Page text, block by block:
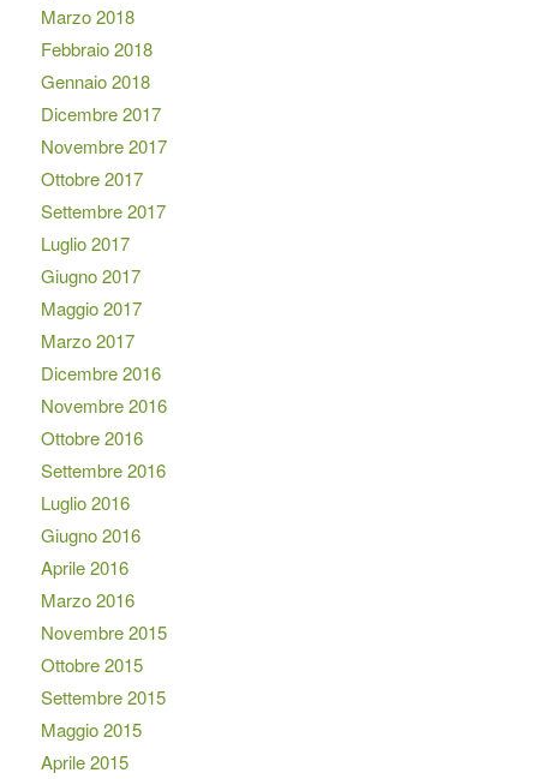
Marzo 2018
Febbraio 2018
Gennaio 2018
Dicembre 2017
Novembre 2017
Ottobre 2017
Settembre 2017
Luglio 2017
Giugno 2017
Maggio 2017
Marzo 2017
Dicembre 2016
Novembre 2016
Ottobre 2016
Settembre 2016
Luglio 2016
Giugno 2016
Aprile 2016
Marzo 2016
Novembre 2015
Ottobre 2015
Settembre 2015
Maggio 2015
Aprile 2015